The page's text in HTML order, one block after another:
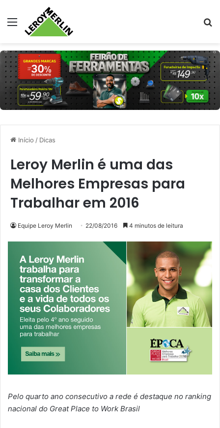
Menu
Início / Dicas
Leroy Merlin é uma das
Melhores Empresas para
Trabalhar em 2016
Equipe Leroy Merlin 22/08/2016 4 minutos de leitura
Pelo quarto ano consecutivo a rede é destaque no ranking
nacional do Great Place to Work Brasil